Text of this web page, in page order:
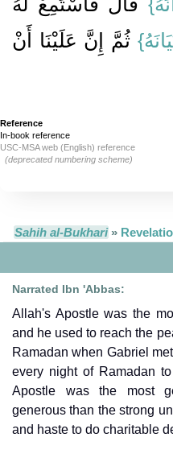
‏ ثُمَّ إِنَّ عَلَيْنَا أَنْ
Reference
In-book reference
USC-MSA web (English) reference
(deprecated numbering scheme)
Sahih al-Bukhari»
Narrated Ibn 'Abbas:
Allah's Apostle was the
and he used to reach the
Ramadan when Gabriel
every night of Ramadan
Apostle was the most
generous than the strong
and haste to do charitable